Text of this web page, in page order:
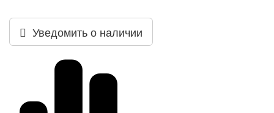
Уведомить о наличии